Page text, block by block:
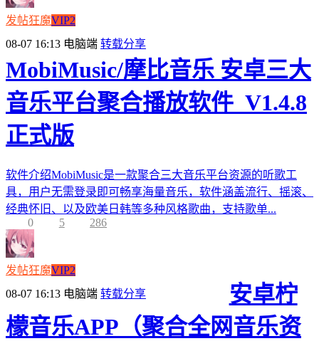
发帖狂魔VIP2
08-07 16:13 电脑端 转载分享
MobiMusic/摩比音乐 安卓三大
音乐平台聚合播放软件_V1.4.8
正式版
软件介绍MobiMusic是一款聚合三大音乐平台资源的听歌工
具，用户无需登录即可畅享海量音乐，软件涵盖流行、摇滚、
经典怀旧、以及欧美日韩等多种风格歌曲，支持歌单...
0
5 286
发帖狂魔VIP2
08-07 16:13 电脑端 转载分享
安卓柠
檬音乐APP（聚合全网音乐资